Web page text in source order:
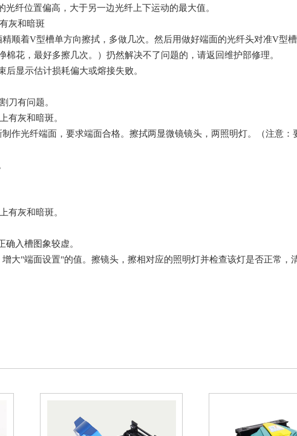
纤位置偏高，大于另一边光纤上下运动的最大值。
灰和暗斑
顺着V型槽单方向擦拭，多做几次。然后用做好端面的光纤头对准V型
棉花，最好多擦几次。）扔然解决不了问题的，请返回维护部修理。
后显示估计损耗偏大或熔接失败。
刀有问题。
有灰和暗斑。
作光纤端面，要求端面合格。擦拭两显微镜镜头，两照明灯。（注意
有灰和暗斑。
入槽图象较虚。
增大"端面设置"的值。擦镜头，擦相对应的照明灯并检查该灯是否正常，